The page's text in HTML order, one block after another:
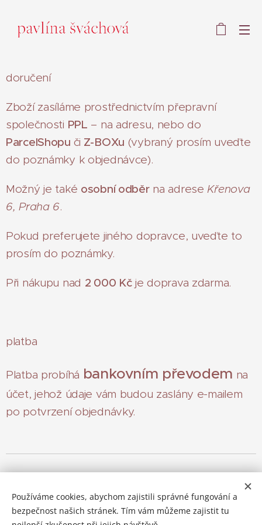
doručení
Zboží zasíláme prostřednictvím přepravní
společnosti PPL – na adresu, nebo do
ParcelShopu či Z-BOXu (vybraný prosím uveďte
do poznámky k objednávce).
Možný je také osobní odběrna adrese Křenova
6, Praha 6.
Pokud preferujete jiného dopravce, uveďte to
prosím do poznámky.
Při nákupu nad 2 000 Kčje doprava zdarma.
platba
Platba probíhá bankovním převodem na
účet, jehož údaje vám budou zaslány e-mailem
po potvrzení objednávky.
doručení a platba|obchodní podmínky a GDPR
© 2026
Cookies
Používáme cookies, abychom zajistili správné fungování a
bezpečnost našich stránek. Tím vám můžeme zajistit tu